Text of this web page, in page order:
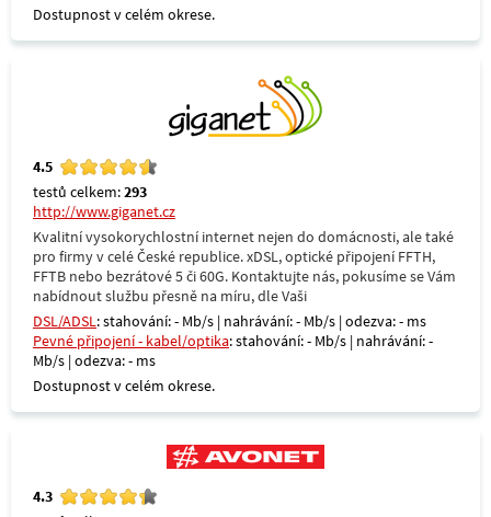
Dostupnost v celém okrese.
4.5
testů celkem:293
http://www.giganet.cz
Kvalitní vysokorychlostní internet nejen do domácnosti, ale také
pro firmy v celé České republice. xDSL, optické připojení FFTH,
FFTB nebo bezrátové 5 či 60G. Kontaktujte nás, pokusíme se Vám
nabídnout službu přesně na míru, dle Vaši
DSL/ADSL: stahování: - Mb/s | nahrávání: - Mb/s | odezva: - ms
Pevné připojení - kabel/optika: stahování: - Mb/s | nahrávání: -
Mb/s | odezva: - ms
Dostupnost v celém okrese.
4.3